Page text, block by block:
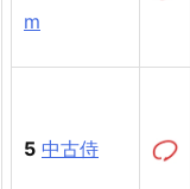
m
5 中古侍